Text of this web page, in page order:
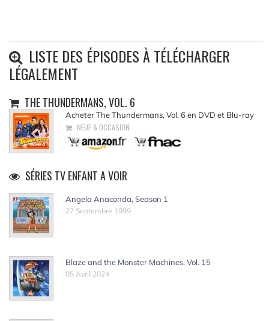
LISTE DES ÉPISODES À TÉLÉCHARGER
LÉGALEMENT
THE THUNDERMANS, VOL. 6
Acheter The Thundermans, Vol. 6 en DVD et Blu-ray
NEUF & OCCASION
SÉRIES TV ENFANT A VOIR
Angela Anaconda, Season 1
27 Septembre 1999
Blaze and the Monster Machines, Vol. 15
05 Avril 2024